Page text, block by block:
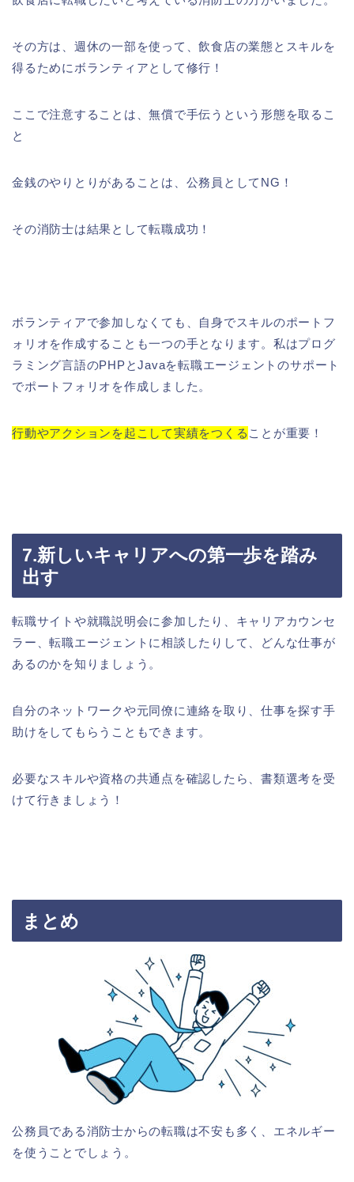
その方は、週休の一部を使って、飲食店の業態とスキルを
得るためにボランティアとして修行！
ここで注意することは、無償で手伝うという形態を取るこ
と
金銭のやりとりがあることは、公務員としてNG！
その消防士は結果として転職成功！
ボランティアで参加しなくても、自身でスキルのポートフ
ォリオを作成することも一つの手となります。私はプログ
ラミング言語のPHPとJavaを転職エージェントのサポート
でポートフォリオを作成しました。
行動やアクションを起こして実績をつくる ことが重要！
7.新しいキャリアへの第一歩を踏み
出す
転職サイトや就職説明会に参加したり、キャリアカウンセ
ラー、転職エージェントに相談したりして、どんな仕事が
あるのかを知りましょう。
自分のネットワークや元同僚に連絡を取り、仕事を探す手
助けをしてもらうこともできます。
必要なスキルや資格の共通点を確認したら、書類選考を受
けて行きましょう！
まとめ
公務員である消防士からの転職は不安も多く、エネルギー
を使うことでしょう。